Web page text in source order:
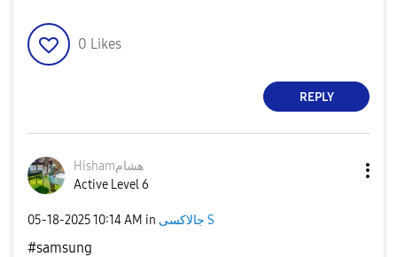
0 Likes
REPLY
Hishamهشام
Active Level 6
‎05-18-202510:14 AM in جالاكسى S
#samsung